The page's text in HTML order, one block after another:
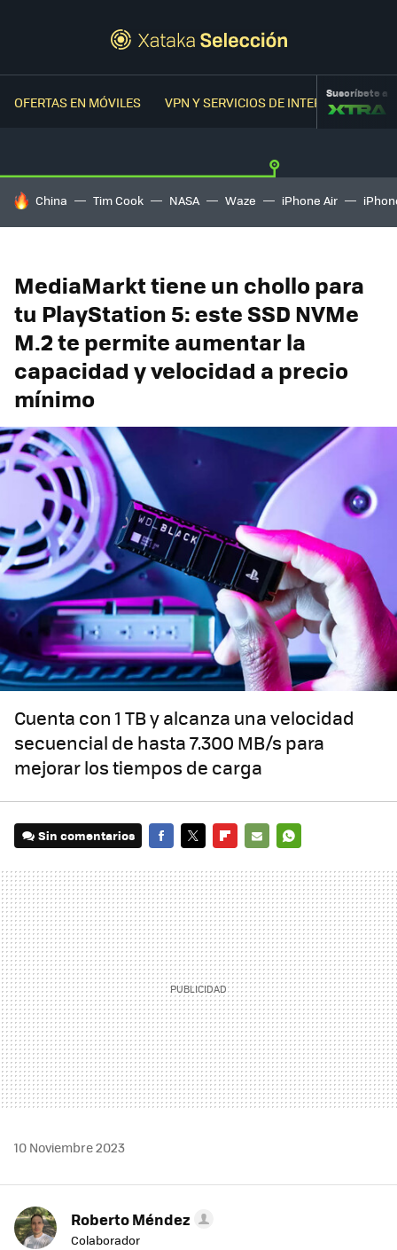
OFERTAS EN MÓVILES VPN Y SERVICIOS DE INTERNETSuscríbete a
HOY SE HABLA DE
China Tim Cook NASA Waze iPhone Air
MediaMarkt tiene un chollo para
tu PlayStation 5: este SSD NVMe
M.2 te permite aumentar la
capacidad y velocidad a precio
mínimo
Cuenta con 1 TB y alcanza una velocidad
secuencial de hasta 7.300 MB/s para
mejorar los tiempos de carga
Sin comentarios
MAIL
10 Noviembre 2023
Roberto Méndez
Colaborador